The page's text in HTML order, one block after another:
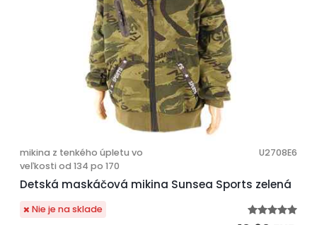
Detská maskáčová mikina Sunsea Sports zelená
mikina z tenkého úpletu vo
veľkosti od 134 po 170
U2708E6
Nie je na sklade